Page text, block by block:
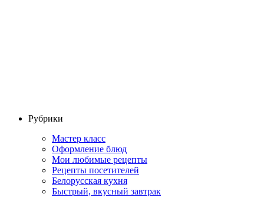
Рубрики
Мастер класс
Оформление блюд
Мои любимые рецепты
Рецепты посетителей
Белорусская кухня
Быстрый, вкусный завтрак